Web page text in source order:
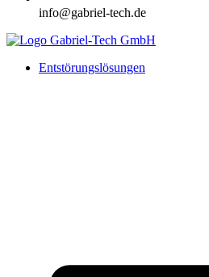
info@gabriel-tech.de
Entstörungslösungen